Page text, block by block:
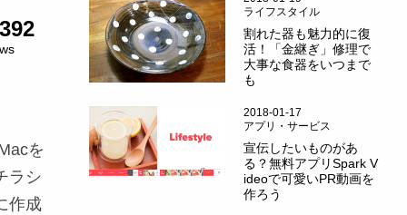
を
ラシ
作成
ライフスタイル
割れた器も魅力的に復
活！「金継ぎ」修理で
大事な食器をいつまで
も
2018-01-17
アプリ・サービス
宣伝したいものがあ
る？無料アプリSpark V
ideoで可愛いPR動画を
作ろう